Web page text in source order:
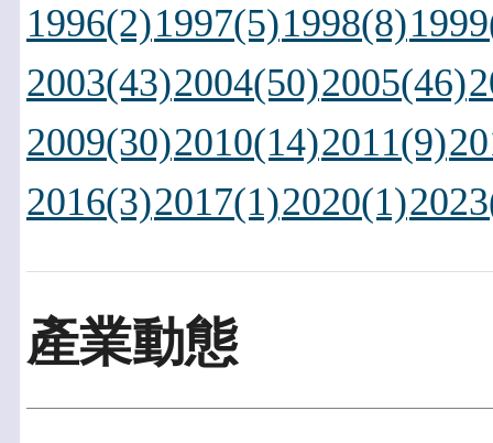
1996(2)1997(5)1998(8)
2003(43)2004(50)2005(46)
2009(30)2010(14)2011(9)
2016(3)2017(1)2020(1)
產業動態